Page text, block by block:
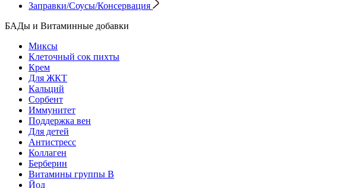
Заправки/Соусы/Консервация
БАДы и Витаминные добавки
Миксы
Клеточный сок пихты
Крем
Для ЖКТ
Кальций
Сорбент
Иммунитет
Поддержка вен
Для детей
Антистресс
Коллаген
Берберин
Витамины группы B
Йод